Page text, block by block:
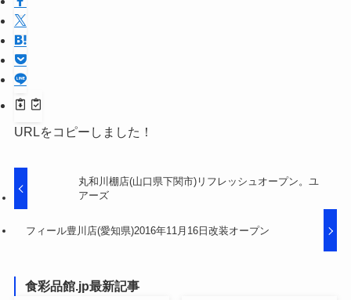
URLをコピーしました！
丸和川棚店(山口県下関市)リフレッシュオープン。ユ
アーズ
フィール豊川店(愛知県)2016年11月16日改装オープン
食彩品館.jp最新記事